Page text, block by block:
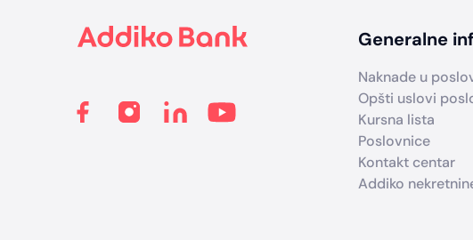
Generalne
Naknade u
Opšti uslovi
Kursna lista
Poslovnice
Kontakt centar
Addiko